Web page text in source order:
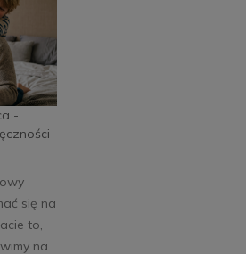
-
się na
to,
na